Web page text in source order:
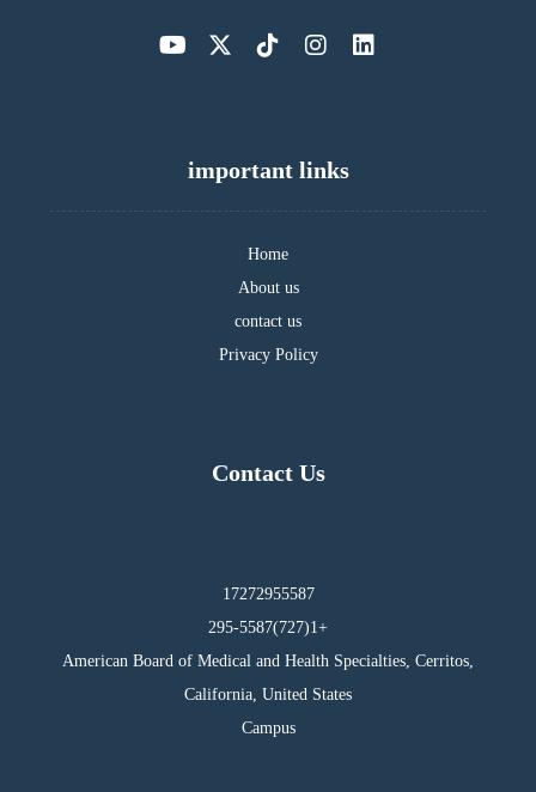
important links
Home
About us
contact us
Privacy Policy
Contact Us
17272955587
295-5587(727)1+
American Board of Medical and Health Specialties, Cerritos,
California, United States
Campus